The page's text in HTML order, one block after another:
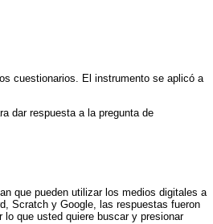
cuestionarios. El instrumento se aplicó a
dar respuesta a la pregunta de
que pueden utilizar los medios digitales a
Scratch y Google, las respuestas fueron
lo que usted quiere buscar y presionar